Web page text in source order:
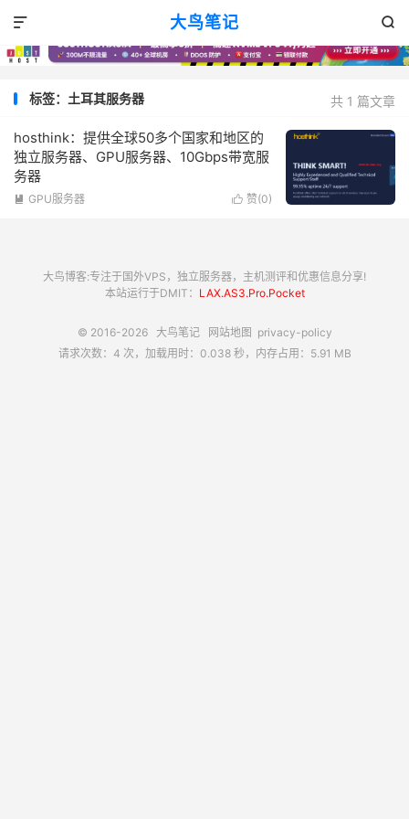
大鸟笔记 

共 1 篇文章
标签：土耳其服务器
hosthink：提供全球50多个国家和地区的
独立服务器、GPU服务器、10Gbps带宽服
务器
 赞(0)
 GPU服务器
大鸟博客:专注于国外VPS，独立服务器，主机测评和优惠信息分享!
本站运行于DMIT： LAX.AS3.Pro.Pocket
© 2016-2026 大鸟笔记 网站地图 privacy-policy
请求次数：4 次，加载用时：0.038 秒，内存占用：5.91 MB